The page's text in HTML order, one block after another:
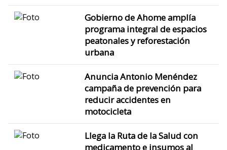
Gobierno de Ahome amplía
programa integral de espacios
peatonales y reforestación
urbana
Anuncia Antonio Menéndez
campaña de prevención para
reducir accidentes en
motocicleta
Llega la Ruta de la Salud con
medicamento e insumos al